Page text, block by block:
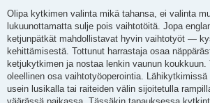
Olipa kytkimen valinta mikä tahansa, ei valinta
lukuunottamatta sulje pois vaihtotöitä. Jopa
ketjunpätkät mahdollistavat hyvin vaihtotyöt —
kehittämisestä. Tottunut harrastaja osaa
ketjukytkimen ja nostaa lenkin vaunun
oleellinen osa vaihtotyöoperointia.
usein lusikalla tai raiteiden välin sijoitetulla